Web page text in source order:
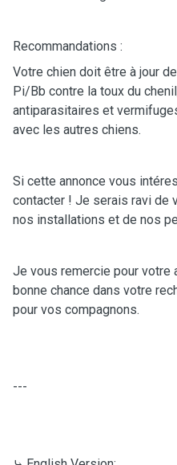
Recommandations :
Votre chien doit être à jour
Pi/Bb contre la toux du
antiparasitaires et
avec les autres chiens.
Si cette annonce vous
contacter ! Je serais ravi de
nos installations et de nos
Je vous remercie pour votre
bonne chance dans votre
pour vos compagnons.
---